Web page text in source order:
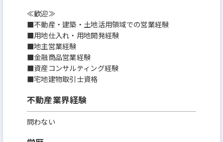
≪歓迎≫
■不動産・建築・土地活用領域での営業経験
■用地仕入れ・用地開発経験
■地主営業経験
■金融商品営業経験
■資産コンサルティング経験
■宅地建物取引士資格
不動産業界経験
問わない